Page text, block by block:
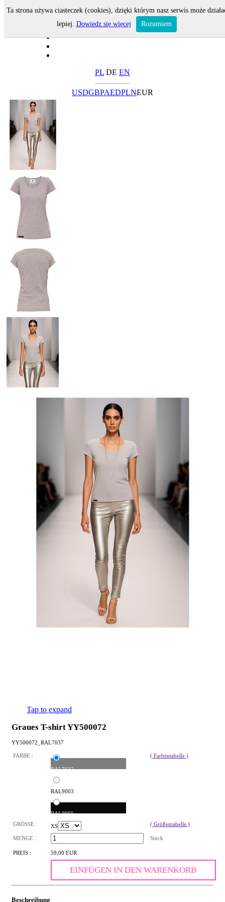
PL DE EN
USDGBPAEDPLNEUR
Tap to expand
Graues T-shirt YY500072
YY500072_RAL7037
FARBE :
RAL7037
RAL9003
RAL9005
( Farbentabelle )
GRÖSSE : XS ( Größentabelle )
MENGE : Stück
PREIS : 59,00 EUR
EINFÜGEN IN DEN WARENKORB
Beschreibung
Ta strona używa ciasteczek (cookies), dzięki którym nasz serwis może
lepiej. Dowiedz się więcej Rozumiem